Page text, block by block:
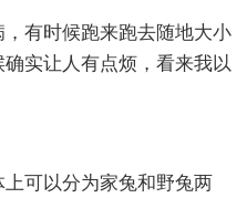
有时候跑来跑去随地大小
实让人有点烦，看来我以
可以分为家兔和野兔两